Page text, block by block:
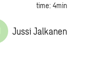
time: 4min
Jussi Jalkanen